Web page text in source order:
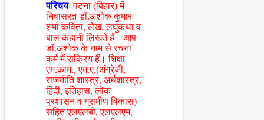
परिचय–पटना (बिहार) में
निवासरत डॉ.अशोक कुमार
शर्मा कविता, लेख, लघुकथा व
बाल कहानी लिखते हैं। आप
डॉ.अशोक के नाम से रचना
कर्म में सक्रिय हैं। शिक्षा
एम.काम., एम.ए.(अंग्रेजी,
राजनीति शास्त्र, अर्थशास्त्र,
हिंदी, इतिहास, लोक
प्रशासन व ग्रामीण विकास)
सहित एलएलबी, एलएलएम,